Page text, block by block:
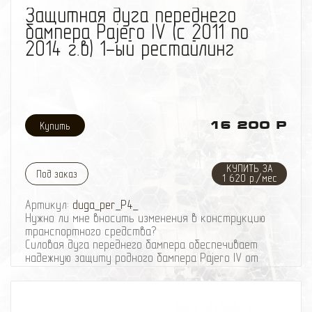
Подробнее о защите Вы можете узнать здесь
Получить подробную консультацию или записаться
на установку, Вы можете по телефону: 8-495-
7748705
Защитная дуга переднего
бампера Pajero IV (с 2011 по
2014 г.в) 1-ый рестайлинг
16 200 Р
Под заказ
КУПИТЬ ЗА
1 620 р./мес
Артикул: duga_per_P4_
Нужно ли мне вносить изменения в конструкцию
транспортного средства?
Cиловая дуга переднего бампера обеспечивает
надежную защиту родного бампера Pajero IV от
сколов, царапин и повреждений, а также вселяет
уверенность при парковке (высокий бордюр,